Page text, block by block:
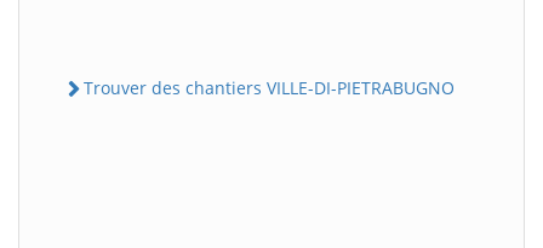
Trouver des chantiers VILLE-DI-PIETRABUGNO